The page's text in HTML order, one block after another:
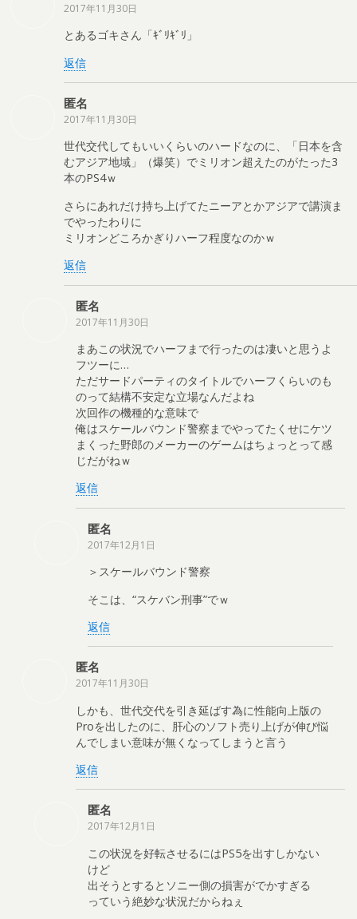
2017年11月30日
とあるゴキさん「ｷﾞﾘｷﾞﾘ」
返信
匿名
2017年11月30日
世代交代してもいいくらいのハードなのに、「日本を含
むアジア地域」（爆笑）でミリオン超えたのがたった3
本のPS4ｗ
さらにあれだけ持ち上げてたニーアとかアジアで講演ま
でやったわりに
ミリオンどころかぎりハーフ程度なのかｗ
返信
匿名
2017年11月30日
まあこの状況でハーフまで行ったのは凄いと思うよ
フツーに…
ただサードパーティのタイトルでハーフくらいのも
のって結構不安定な立場なんだよね
次回作の機種的な意味で
俺はスケールバウンド警察までやってたくせにケツ
まくった野郎のメーカーのゲームはちょっとって感
じだがねｗ
返信
匿名
2017年12月1日
＞スケールバウンド警察
そこは、“スケバン刑事”でｗ
返信
匿名
2017年11月30日
しかも、世代交代を引き延ばす為に性能向上版の
Proを出したのに、肝心のソフト売り上げが伸び悩
んでしまい意味が無くなってしまうと言う
返信
匿名
2017年12月1日
この状況を好転させるにはPS5を出すしかない
けど
出そうとするとソニー側の損害がでかすぎる
っていう絶妙な状況だからねぇ